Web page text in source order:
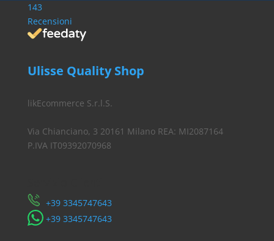
143
Recensioni
Ulisse Quality Shop
likEcommerce S.r.l.S.
Via Chianciano, 3 20161 Milano REA: MI2087164
P.IVA IT09392070968
​+39 3345747643
​+39 3345747643